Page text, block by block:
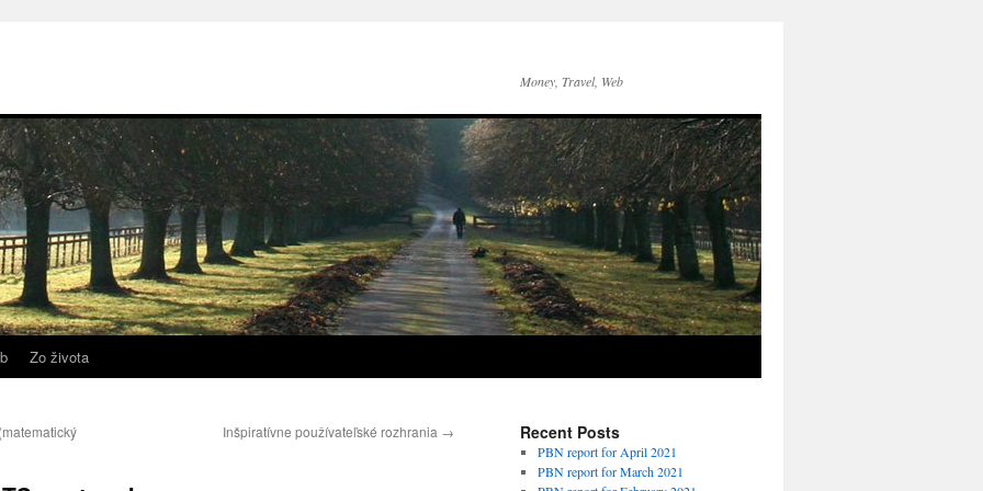
Money, Travel, Web
Zo života
Inšpiratívne používateľské rozhrania → Recent Posts
PBN report for April 2021
PBN report for March 2021